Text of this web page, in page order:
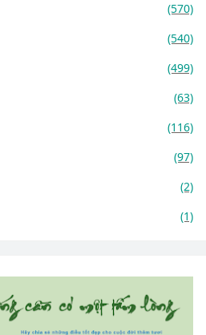
(570)
(540)
(499)
(63)
(116)
(97)
(2)
(1)